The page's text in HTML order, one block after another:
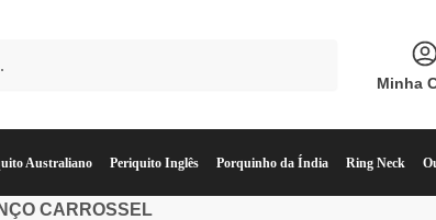
Minha
Australiano Periquito Inglês Porquinho da Índia Ring Neck
CARROSSEL